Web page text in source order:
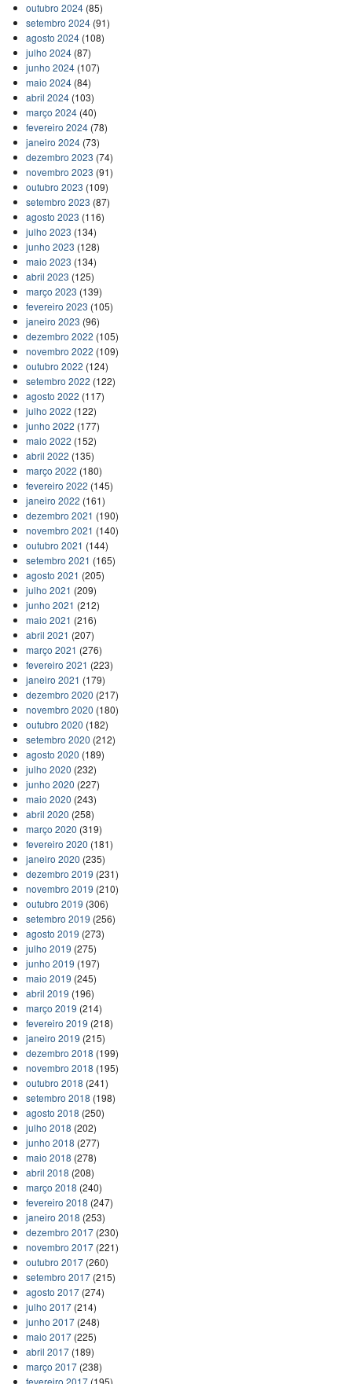
outubro 2024(85)
setembro 2024(91)
agosto 2024(108)
julho 2024(87)
junho 2024(107)
maio 2024(84)
abril 2024(103)
março 2024(40)
fevereiro 2024(78)
janeiro 2024(73)
dezembro 2023 (74)
novembro 2023 (91)
outubro 2023 (109)
setembro 2023 (87)
agosto 2023 (116)
julho 2023 (134)
junho 2023 (128)
maio 2023 (134)
abril 2023 (125)
março 2023 (139)
fevereiro 2023 (105)
janeiro 2023 (96)
dezembro 2022 (105)
novembro 2022 (109)
outubro 2022 (124)
setembro 2022 (122)
agosto 2022 (117)
julho 2022 (122)
junho 2022 (177)
maio 2022 (152)
abril 2022 (135)
março 2022 (180)
fevereiro 2022 (145)
janeiro 2022 (161)
dezembro 2021 (190)
novembro 2021 (140)
outubro 2021 (144)
setembro 2021 (165)
agosto 2021 (205)
julho 2021 (209)
junho 2021 (212)
maio 2021 (216)
abril 2021 (207)
março 2021 (276)
fevereiro 2021 (223)
janeiro 2021 (179)
dezembro 2020 (217)
novembro 2020 (180)
outubro 2020 (182)
setembro 2020 (212)
agosto 2020 (189)
julho 2020 (232)
junho 2020 (227)
maio 2020 (243)
abril 2020 (258)
março 2020 (319)
fevereiro 2020 (181)
janeiro 2020 (235)
dezembro 2019 (231)
novembro 2019 (210)
outubro 2019 (306)
setembro 2019 (256)
agosto 2019 (273)
julho 2019 (275)
junho 2019 (197)
maio 2019 (245)
abril 2019 (196)
março 2019 (214)
fevereiro 2019 (218)
janeiro 2019 (215)
dezembro 2018 (199)
novembro 2018 (195)
outubro 2018 (241)
setembro 2018 (198)
agosto 2018 (250)
julho 2018 (202)
junho 2018 (277)
maio 2018 (278)
abril 2018 (208)
março 2018 (240)
fevereiro 2018 (247)
janeiro 2018 (253)
dezembro 2017(230)
novembro 2017(221)
outubro 2017(260)
setembro 2017(215)
agosto 2017(274)
julho 2017(214)
junho 2017(248)
maio 2017(225)
abril 2017(189)
março 2017(238)